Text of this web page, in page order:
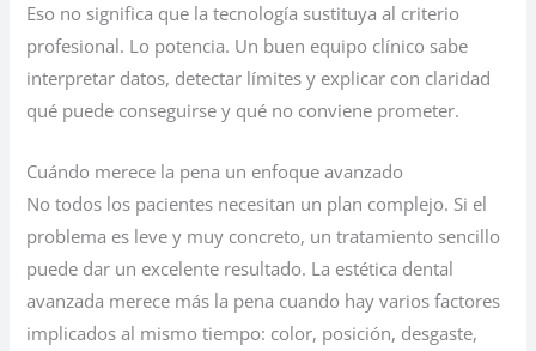
Eso no significa que la tecnología sustituya al criterio
profesional. Lo potencia. Un buen equipo clínico sabe
interpretar datos, detectar límites y explicar con claridad
qué puede conseguirse y qué no conviene prometer.
Cuándo merece la pena un enfoque avanzado
No todos los pacientes necesitan un plan complejo. Si el
problema es leve y muy concreto, un tratamiento sencillo
puede dar un excelente resultado. La estética dental
avanzada merece más la pena cuando hay varios factores
implicados al mismo tiempo: color, posición, desgaste,